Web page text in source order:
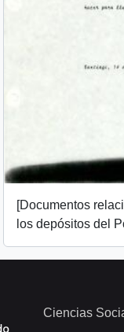
[Documentos
los depósitos del
Ciencias